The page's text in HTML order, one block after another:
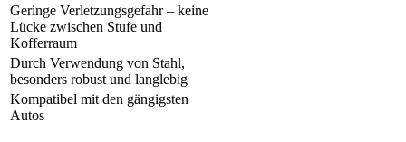
Geringe Verletzungsgefahr – keine
Lücke zwischen Stufe und
Kofferraum
Durch Verwendung von Stahl,
besonders robust und langlebig
Kompatibel mit den gängigsten
Autos